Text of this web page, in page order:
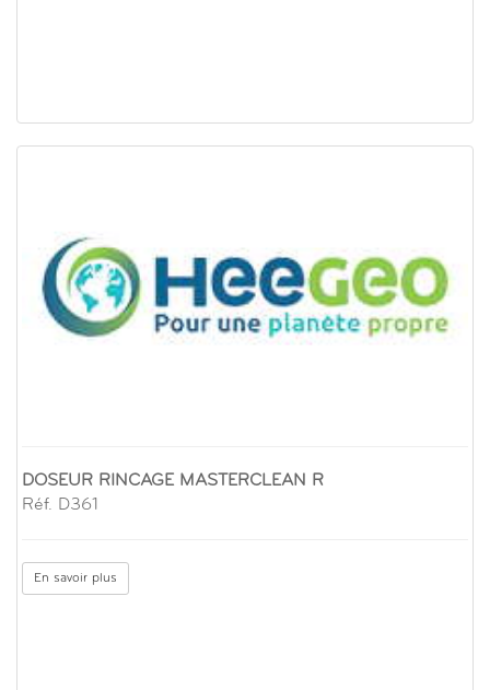
DOSEUR RINCAGE MASTERCLEAN R
Réf. D361
En savoir plus